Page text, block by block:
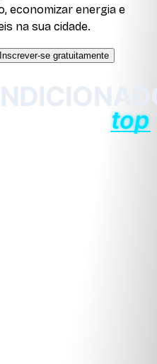
economizar energia e
na sua cidade.
Inscrever-se gratuitamente